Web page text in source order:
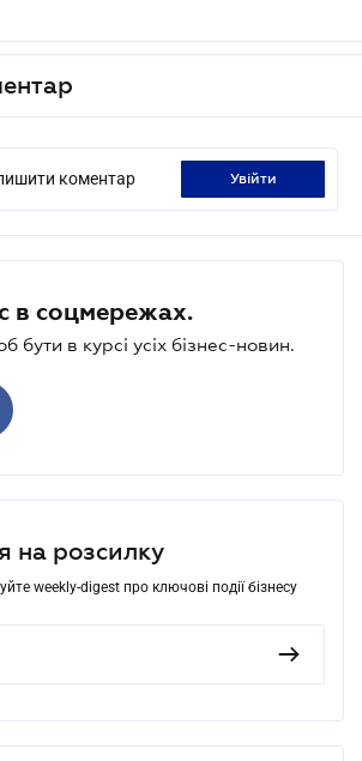
коментар увійти
в соцмережах.
бути в курсі усіх бізнес-новин.
на розсилку
weekly-digest про ключові події бізнесу